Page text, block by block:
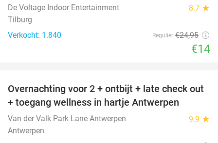
De Voltage Indoor Entertainment 8.7 star
Tilburg
Verkocht: 1.840
Regulier €24,95
€14
59%
Overnachting voor 2 + ontbijt + late check out
+ toegang wellness in hartje Antwerpen
Van der Valk Park Lane Antwerpen 9.9 star
Antwerpen